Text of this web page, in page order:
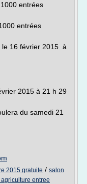
entrées
entrées
le 16 février 2015 à
2015 à 21 h 29
du samedi 21
2015 gratuite / salon
entree